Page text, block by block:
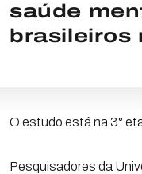
saúde
brasileiros
O estudo está na 3°
Pesquisadores da